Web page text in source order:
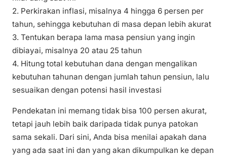
2. Perkirakan inflasi, misalnya 4 hingga 6 persen per
tahun, sehingga kebutuhan di masa depan lebih akurat
3. Tentukan berapa lama masa pensiun yang ingin
dibiayai, misalnya 20 atau 25 tahun
4. Hitung total kebutuhan dana dengan mengalikan
kebutuhan tahunan dengan jumlah tahun pensiun, lalu
sesuaikan dengan potensi hasil investasi
Pendekatan ini memang tidak bisa 100 persen akurat,
tetapi jauh lebih baik daripada tidak punya patokan
sama sekali. Dari sini, Anda bisa menilai apakah dana
yang ada saat ini dan yang akan dikumpulkan ke depan